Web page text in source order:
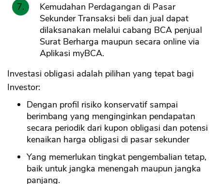
Kemudahan Perdagangan di Pasar
Sekunder Transaksi beli dan jual dapat
dilaksanakan melalui cabang BCA penjual
Surat Berharga maupun secara online via
Aplikasi myBCA.
Investasi obligasi adalah pilihan yang tepat bagi
Investor:
Dengan profil risiko konservatif sampai
berimbang yang menginginkan pendapatan
secara periodik dari kupon obligasi dan potensi
kenaikan harga obligasi di pasar sekunder
Yang memerlukan tingkat pengembalian tetap,
baik untuk jangka menengah maupun jangka
panjang.